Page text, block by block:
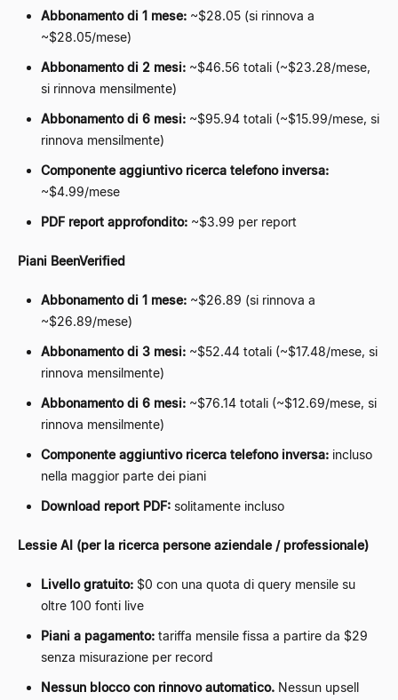
Abbonamento di 1 mese: ~$28.05 (si rinnova a
~$28.05/mese)
Abbonamento di 2 mesi: ~$46.56 totali (~$23.28/mese,
si rinnova mensilmente)
Abbonamento di 6 mesi: ~$95.94 totali (~$15.99/mese, si
rinnova mensilmente)
Componente aggiuntivo ricerca telefono inversa:
~$4.99/mese
PDF report approfondito: ~$3.99 per report
Piani BeenVerified
Abbonamento di 1 mese: ~$26.89 (si rinnova a
~$26.89/mese)
Abbonamento di 3 mesi: ~$52.44 totali (~$17.48/mese, si
rinnova mensilmente)
Abbonamento di 6 mesi: ~$76.14 totali (~$12.69/mese, si
rinnova mensilmente)
Componente aggiuntivo ricerca telefono inversa: incluso
nella maggior parte dei piani
Download report PDF: solitamente incluso
Lessie AI (per la ricerca persone aziendale / professionale)
Livello gratuito: $0 con una quota di query mensile su
oltre 100 fonti live
Piani a pagamento: tariffa mensile fissa a partire da $29
senza misurazione per record
Nessun blocco con rinnovo automatico. Nessun upsell